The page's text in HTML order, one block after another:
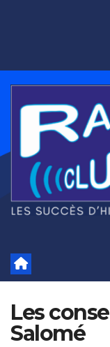
Les
Salomé